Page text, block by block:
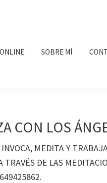
SOBRE MÍ
CON LOS
MEDITA Y
TRAVÉS DE LAS